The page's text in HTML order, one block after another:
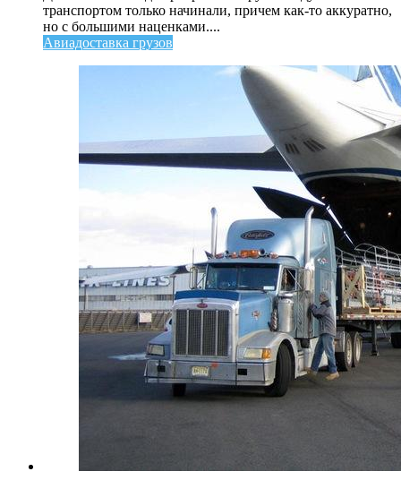
транспортом только начинали, причем как-то аккуратно,
но с большими наценками....
Авиадоставка грузов